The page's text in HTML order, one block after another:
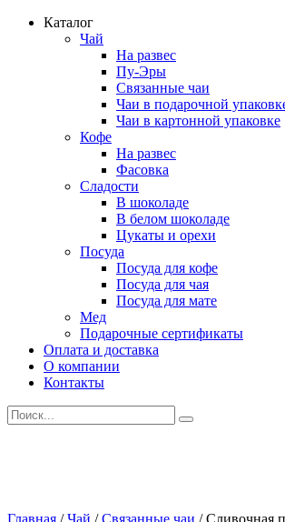
Каталог
Чай
На развес
Пу-Эры
Связанные чаи
Чаи в подарочной
Чаи в картонной упаковке
Кофе
На развес
Фасовка
Сладости
В шоколаде
В белом шоколаде
Цукаты и орехи
Посуда
Посуда для кофе
Посуда для чая
Посуда для мате
Мед
Подарочные сертификаты
Оплата и доставка
О компании
Контакты
Искать:
Главная /Чай /Связанные чаи /Сливочная